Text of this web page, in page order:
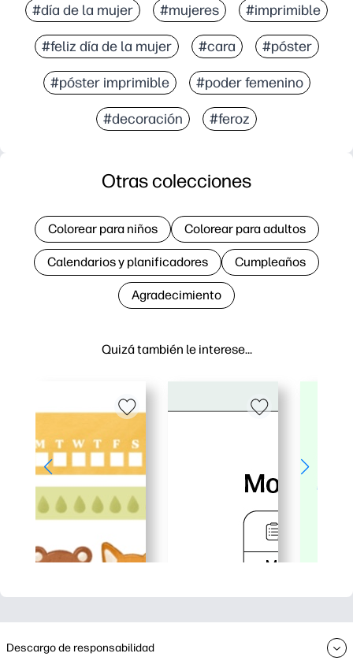
#día de la mujer #mujeres #imprimible
#feliz día de la mujer #cara #póster
#póster imprimible #poder femenino
#decoración #feroz
Quizá también le interese…
Otras colecciones
Colorear para niños Colorear para adultos
Calendarios y planificadores Cumpleaños
Agradecimiento
Descargo de responsabilidad